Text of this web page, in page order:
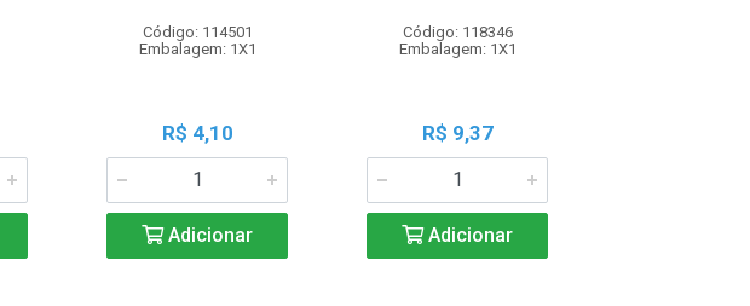
Código: 114501
Embalagem: 1X1
R$ 4,10
Adicionar
Código: 118346
Embalagem: 1X1
R$ 9,37
Adicionar